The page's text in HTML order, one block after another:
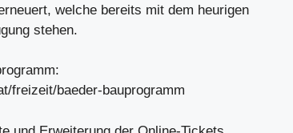
welche bereits mit dem heurigen
stehen.
freizeit/baeder-bauprogramm